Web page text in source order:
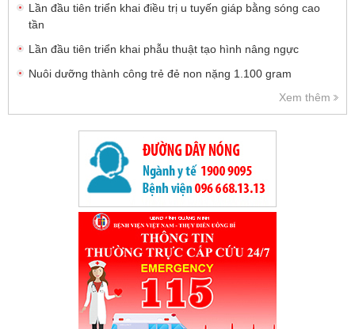
Lần đầu tiên triển khai điều trị u tuyến giáp bằng sóng cao
tần
Lần đầu tiên triển khai phẫu thuật tạo hình nâng ngực
Nuôi dưỡng thành công trẻ đẻ non nặng 1.100 gram
Xem thêm